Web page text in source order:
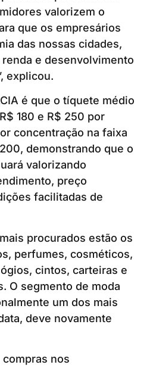
valorizem o
que os empresários
das nossas cidades,
e desenvolvimento
explicou.
é que o tíquete médio
180 e R$ 250 por
concentração na faixa
demonstrando que o
valorizando
preço
facilitadas de
procurados estão os
perfumes, cosméticos,
cintos, carteiras e
O segmento de moda
um dos mais
deve novamente
compras nos